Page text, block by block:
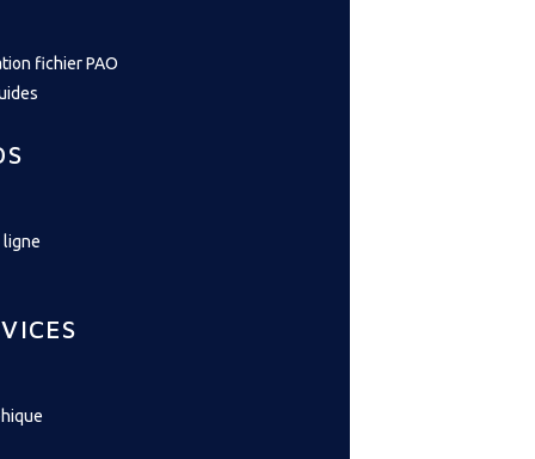
fichier PAO
ligne